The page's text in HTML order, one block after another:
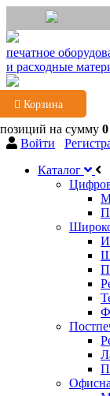
печатное
и расходные
Корзина
на сумму
Войти
Каталог